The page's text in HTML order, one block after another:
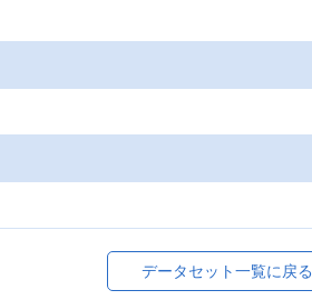
データセット一覧に戻る